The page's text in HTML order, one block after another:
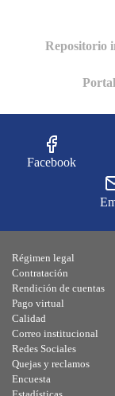
Repositorio
Facebook
Régimen legal
Contratación
Rendición de cuentas
Pago virtual
Calidad
Correo institucional
Redes Sociales
Quejas y reclamos
Encuesta